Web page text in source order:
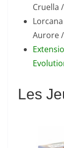
Cruella
Aurore
Les